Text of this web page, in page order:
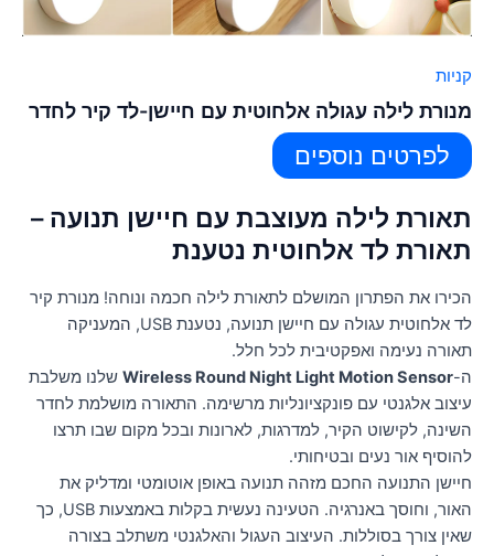
קניות
מנורת לילה עגולה אלחוטית עם חיישן-לד קיר לחדר
לפרטים נוספים
תאורת לילה מעוצבת עם חיישן תנועה –
תאורת לד אלחוטית נטענת
הכירו את הפתרון המושלם לתאורת לילה חכמה ונוחה! מנורת קיר
לד אלחוטית עגולה עם חיישן תנועה, נטענת USB, המעניקה
תאורה נעימה ואפקטיבית לכל חלל.
ה-Wireless Round Night Light Motion Sensor שלנו משלבת
עיצוב אלגנטי עם פונקציונליות מרשימה. התאורה מושלמת לחדר
השינה, לקישוט הקיר, למדרגות, לארונות ובכל מקום שבו תרצו
להוסיף אור נעים ובטיחותי.
חיישן התנועה החכם מזהה תנועה באופן אוטומטי ומדליק את
האור, וחוסך באנרגיה. הטעינה נעשית בקלות באמצעות USB, כך
שאין צורך בסוללות. העיצוב העגול והאלגנטי משתלב בצורה